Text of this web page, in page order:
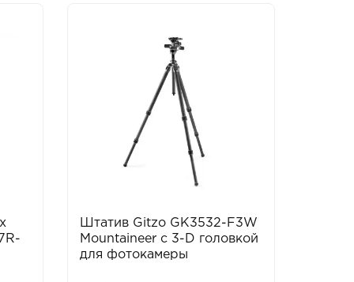
Штатив Gitzo GK3532-F3W
Mountaineer с 3-D головкой
для фотокамеры